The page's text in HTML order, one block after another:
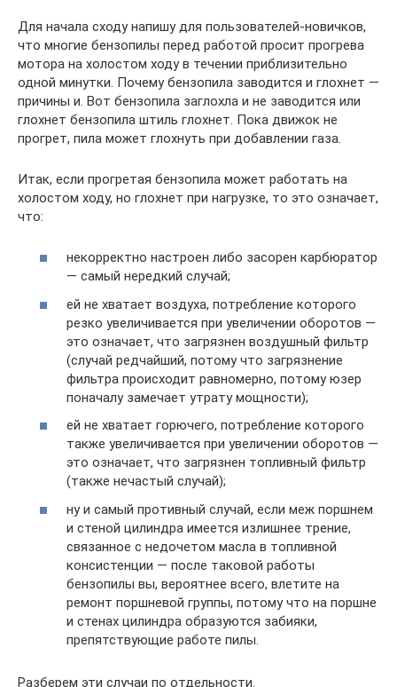
Для начала сходу напишу для пользователей-новичков,
что многие бензопилы перед работой просит прогрева
мотора на холостом ходу в течении приблизительно
одной минутки. Почему бензопила заводится и глохнет —
причины и. Вот бензопила заглохла и не заводится или
глохнет бензопила штиль глохнет. Пока движок не
прогрет, пила может глохнуть при добавлении газа.
Итак, если прогретая бензопила может работать на
холостом ходу, но глохнет при нагрузке, то это означает,
что:
некорректно настроен либо засорен карбюратор
— самый нередкий случай;
ей не хватает воздуха, потребление которого
резко увеличивается при увеличении оборотов —
это означает, что загрязнен воздушный фильтр
(случай редчайший, потому что загрязнение
фильтра происходит равномерно, потому юзер
поначалу замечает утрату мощности);
ей не хватает горючего, потребление которого
также увеличивается при увеличении оборотов —
это означает, что загрязнен топливный фильтр
(также нечастый случай);
ну и самый противный случай, если меж поршнем
и стеной цилиндра имеется излишнее трение,
связанное с недочетом масла в топливной
консистенции — после таковой работы
бензопилы вы, вероятнее всего, влетите на
ремонт поршневой группы, потому что на поршне
и стенах цилиндра образуются забияки,
препятствующие работе пилы.
Разберем эти случаи по отдельности.